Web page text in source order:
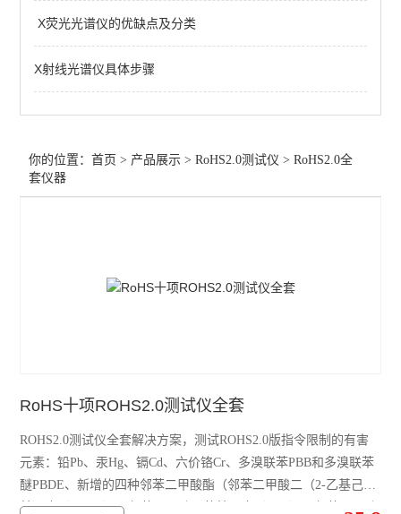
RoHS2.0测试仪维修
X荧光光谱仪的优缺点及分类
X射线光谱仪具体步骤
你的位置：首页 > 产品展示 >RoHS2.0测试仪 >RoHS2.0全
套仪器
RoHS十项ROHS2.0测试仪全套
ROHS2.0测试仪全套解决方案，测试ROHS2.0版指令限制的有害
元素：铅Pb、汞Hg、镉Cd、六价铬Cr、多溴联苯PBB和多溴联苯
醚PBDE、新增的四种邻苯二甲酸酯（邻苯二甲酸二（2-乙基己
基）酯（DEHP）、邻苯二甲酸甲苯基丁酯（BBP）、邻苯二甲酸